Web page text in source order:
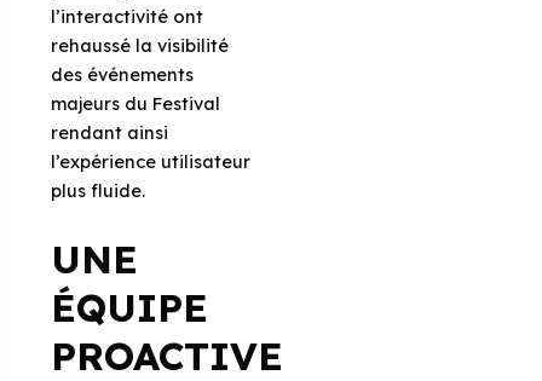
l’interactivité ont
rehaussé la visibilité
des événements
majeurs du Festival
rendant ainsi
l’expérience utilisateur
plus fluide.
UNE
ÉQUIPE
PROACTIVE